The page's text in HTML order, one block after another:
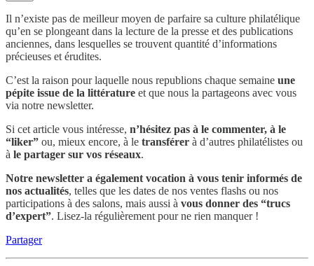
Il n’existe pas de meilleur moyen de parfaire sa culture philatélique
qu’en se plongeant dans la lecture de la presse et des publications
anciennes, dans lesquelles se trouvent quantité d’informations
précieuses et érudites.
C’est la raison pour laquelle nous republions chaque semaine une
pépite issue de la littérature et que nous la partageons avec vous
via notre newsletter.
Si cet article vous intéresse, n’hésitez pas à le commenter, à le
“liker” ou, mieux encore, à le transférer à d’autres philatélistes ou
à le partager sur vos réseaux.
Notre newsletter a également vocation à vous tenir informés de
nos actualités, telles que les dates de nos ventes flashs ou nos
participations à des salons, mais aussi à vous donner des “trucs
d’expert”. Lisez-la régulièrement pour ne rien manquer !
Partager